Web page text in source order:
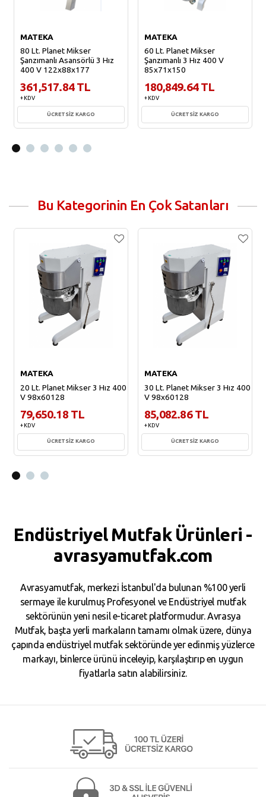
MATEKA
80 Lt. Planet Mikser
Şanzımanlı Asansörlü 3 Hız
400 V 122x88x177
361,517.84 TL
+ KDV
ÜCRETSİZ KARGO
MATEKA
60 Lt. Planet Mikser
Şanzımanlı 3 Hız 400 V
85x71x150
180,849.64 TL
+ KDV
ÜCRETSİZ KARGO
Bu Kategorinin En Çok Satanları
MATEKA
20 Lt. Planet Mikser 3 Hız 400
V 98x60128
79,650.18 TL
+ KDV
ÜCRETSİZ KARGO
MATEKA
30 Lt. Planet Mikser 3 Hız 400
V 98x60128
85,082.86 TL
+ KDV
ÜCRETSİZ KARGO
Endüstriyel Mutfak Ürünleri -
avrasyamutfak.com
Avrasyamutfak, merkezi İstanbul'da bulunan %100 yerli
sermaye ile kurulmuş Profesyonel ve Endüstriyel mutfak
sektörünün yeni nesil e-ticaret platformudur. Avrasya
Mutfak, başta yerli markaların tamamı olmak üzere, dünya
çapında endüstriyel mutfak sektöründe yer edinmiş yüzlerce
markayı, binlerce ürünü inceleyip, karşılaştırıp en uygun
fiyatlarla satın alabilirsiniz.